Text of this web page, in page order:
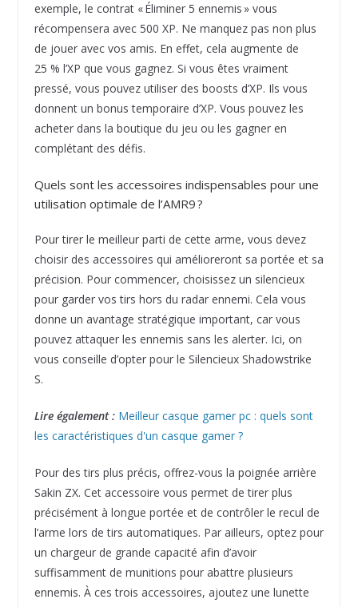
exemple, le contrat « Éliminer 5 ennemis » vous
récompensera avec 500 XP. Ne manquez pas non plus
de jouer avec vos amis. En effet, cela augmente de
25 % l’XP que vous gagnez. Si vous êtes vraiment
pressé, vous pouvez utiliser des boosts d’XP. Ils vous
donnent un bonus temporaire d’XP. Vous pouvez les
acheter dans la boutique du jeu ou les gagner en
complétant des défis.
Quels sont les accessoires indispensables pour une
utilisation optimale de l’AMR9 ?
Pour tirer le meilleur parti de cette arme, vous devez
choisir des accessoires qui amélioreront sa portée et sa
précision. Pour commencer, choisissez un silencieux
pour garder vos tirs hors du radar ennemi. Cela vous
donne un avantage stratégique important, car vous
pouvez attaquer les ennemis sans les alerter. Ici, on
vous conseille d’opter pour le Silencieux Shadowstrike
S.
Lire également : Meilleur casque gamer pc : quels sont
les caractéristiques d'un casque gamer ?
Pour des tirs plus précis, offrez-vous la poignée arrière
Sakin ZX. Cet accessoire vous permet de tirer plus
précisément à longue portée et de contrôler le recul de
l’arme lors de tirs automatiques. Par ailleurs, optez pour
un chargeur de grande capacité afin d’avoir
suffisamment de munitions pour abattre plusieurs
ennemis. À ces trois accessoires, ajoutez une lunette